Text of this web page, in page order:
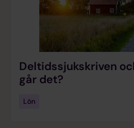
Deltidssjukskriven
går det?
Lön